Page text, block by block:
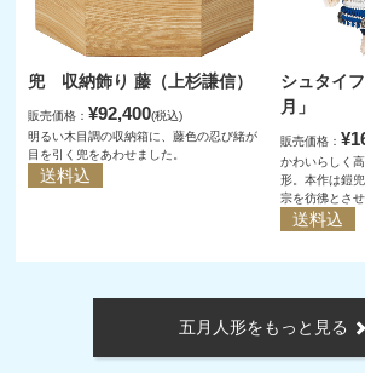
兜 収納飾り 藤（上杉謙信）
販売価格：¥92,400(税込)
明るい木目調の収納箱に、藤色の忍び緒が
目を引く兜をあわせました。
送料込
シュタイ
月」
販売価格：
かわいらしく
形。本作は鎧
宗を彷彿とさ
着いたシルバ
お子さまの成
送料込
五月人形をもっと見る